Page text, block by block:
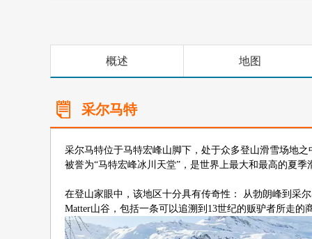
概述 地图
采尔马特
采尔马特位于马特宏峰山脚下，处于众多登山滑雪场地
被誉为“马特宏峰冰川天堂”，是世界上最大和最高的夏
在登山家眼中，该地区十分具有传奇性： 从勃朗峰到采
Matter山谷，包括一条可以追溯到13世纪的贩驴者所走的